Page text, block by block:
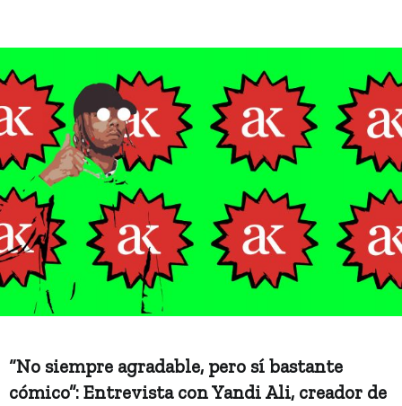
“No siempre agradable, pero sí bastante
cómico”: Entrevista con Yandi Ali, creador de